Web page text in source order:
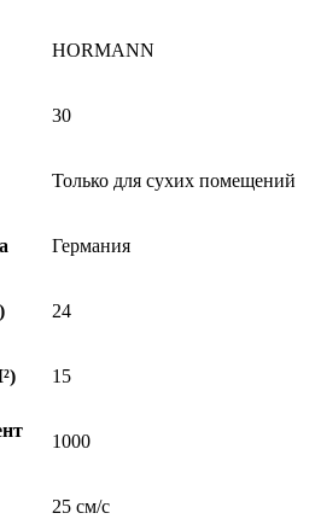
HORMANN
30
Только для сухих помещений
Германия
24
15
1000
25 см/с